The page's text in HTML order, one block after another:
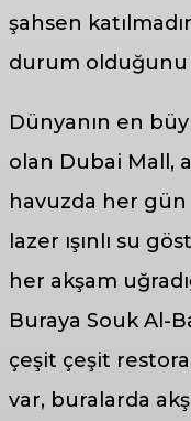
şahsen
durum olduğunu
Dünyanın en
olan Dubai Mall,
havuzda her
lazer ışınlı su
her akşam
Buraya Souk Al-
çeşit çeşit
var, buralarda